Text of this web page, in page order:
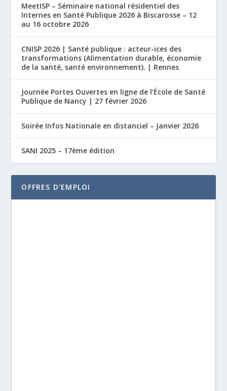
MeetISP – Séminaire national résidentiel des
Internes en Santé Publique 2026 à Biscarosse – 12
au 16 octobre 2026
CNISP 2026 | Santé publique : acteur-ices des
transformations (Alimentation durable, économie
de la santé, santé environnement). | Rennes
Journée Portes Ouvertes en ligne de l’École de Santé
Publique de Nancy | 27 février 2026
Soirée Infos Nationale en distanciel – Janvier 2026
SANI 2025 – 17ème édition
OFFRES D'EMPLOI